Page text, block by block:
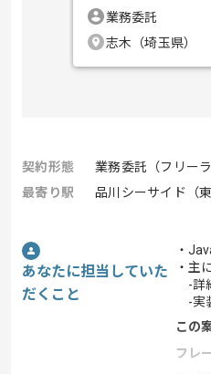
業務委託
志木（埼玉県）
契約形態
業務委託（フリーラ
最寄り駅
品川シーサイド（東
あなたに担当していた
だくこと
・
・主
-詳
-実
この
フレ